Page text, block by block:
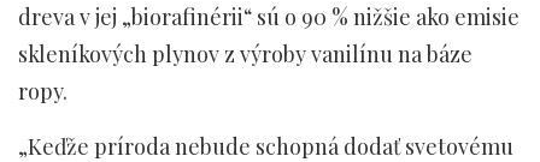
dreva v jej „biorafinérii“ sú o 90 % nižšie ako emisie
skleníkových plynov z výroby vanilínu na báze
ropy.
„Keďže príroda nebude schopná dodať svetovému